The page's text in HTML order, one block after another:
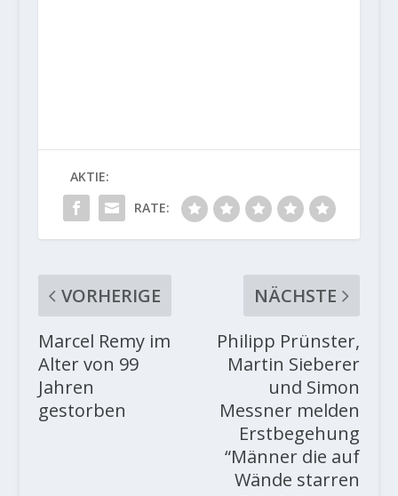
AKTIE:
RATE:
VORHERIGE
Marcel Remy im
Alter von 99
Jahren
gestorben
NÄCHSTE
Philipp Prünster,
Martin Sieberer
und Simon
Messner melden
Erstbegehung
“Männer die auf
Wände starren